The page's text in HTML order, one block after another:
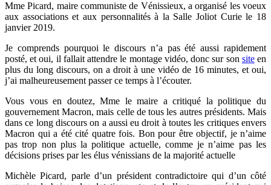
Mme Picard, maire communiste de Vénissieux, a organisé les voeux
aux associations et aux personnalités à la Salle Joliot Curie le 18
janvier 2019.
Je comprends pourquoi le discours n’a pas été aussi rapidement
posté, et oui, il fallait attendre le montage vidéo, donc sur son siteen
plus du long discours, on a droit à une vidéo de 16 minutes, et oui,
j’ai malheureusement passer ce temps à l’écouter.
Vous vous en doutez, Mme le maire a critiqué la politique du
gouvernement Macron, mais celle de tous les autres présidents. Mais
dans ce long discours on a aussi eu droit à toutes les critiques envers
Macron qui a été cité quatre fois. Bon pour être objectif, je n’aime
pas trop non plus la politique actuelle, comme je n’aime pas les
décisions prises par les élus vénissians de la majorité actuelle
Michèle Picard, parle d’un président contradictoire qui d’un côté